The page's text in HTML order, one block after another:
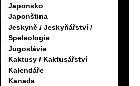
Japonsko
Japonština
Jeskyně / Jeskyňářství /
Speleologie
Jugoslávie
Kaktusy / Kaktusářství
Kalendáře
Kanada